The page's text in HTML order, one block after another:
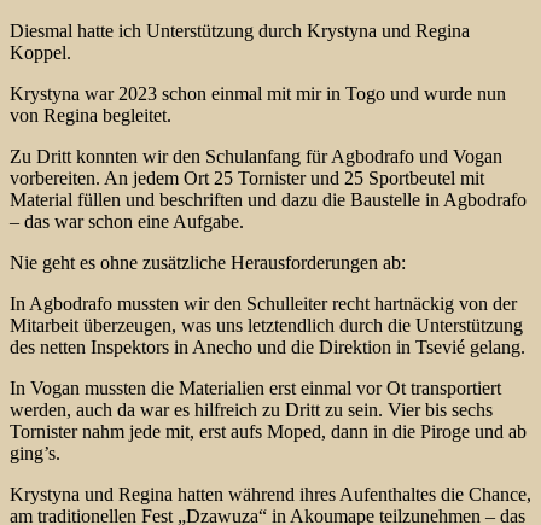
Diesmal hatte ich Unterstützung durch Krystyna und Regina
Koppel.
Krystyna war 2023 schon einmal mit mir in Togo und wurde nun
von Regina begleitet.
Zu Dritt konnten wir den Schulanfang für Agbodrafo und Vogan
vorbereiten. An jedem Ort 25 Tornister und 25 Sportbeutel mit
Material füllen und beschriften und dazu die Baustelle in Agbodrafo
– das war schon eine Aufgabe.
Nie geht es ohne zusätzliche Herausforderungen ab:
In Agbodrafo mussten wir den Schulleiter recht hartnäckig von der
Mitarbeit überzeugen, was uns letztendlich durch die Unterstützung
des netten Inspektors in Anecho und die Direktion in Tsevié gelang.
In Vogan mussten die Materialien erst einmal vor Ot transportiert
werden, auch da war es hilfreich zu Dritt zu sein. Vier bis sechs
Tornister nahm jede mit, erst aufs Moped, dann in die Piroge und ab
ging’s.
Krystyna und Regina hatten während ihres Aufenthaltes die Chance,
am traditionellen Fest „Dzawuza“ in Akoumape teilzunehmen – das